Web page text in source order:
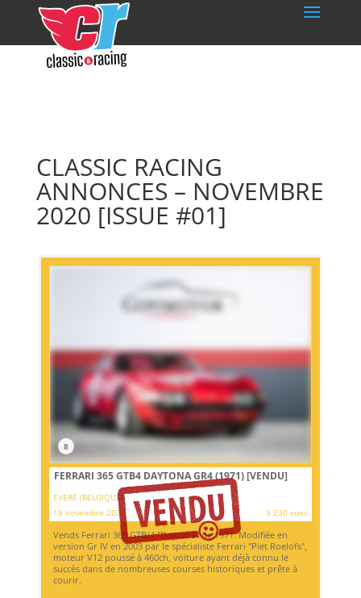
CLASSIC RACING
ANNONCES – NOVEMBRE
2020 [ISSUE #01]
8
FERRARI 365 GTB4 DAYTONA GR4 (1971)[VENDU]
EVERE (BELGIQUE)
18 novembre 2020
3 230 vues
Vends Ferrari 365 GTB/4 "Daytona" de 1971. Modifiée en
version Gr IV en 2003 par le spécialiste Ferrari "Piet Roelofs",
moteur V12 poussé à 460ch, voiture ayant déjà connu le
succès dans de nombreuses courses historiques et prête à
courir.